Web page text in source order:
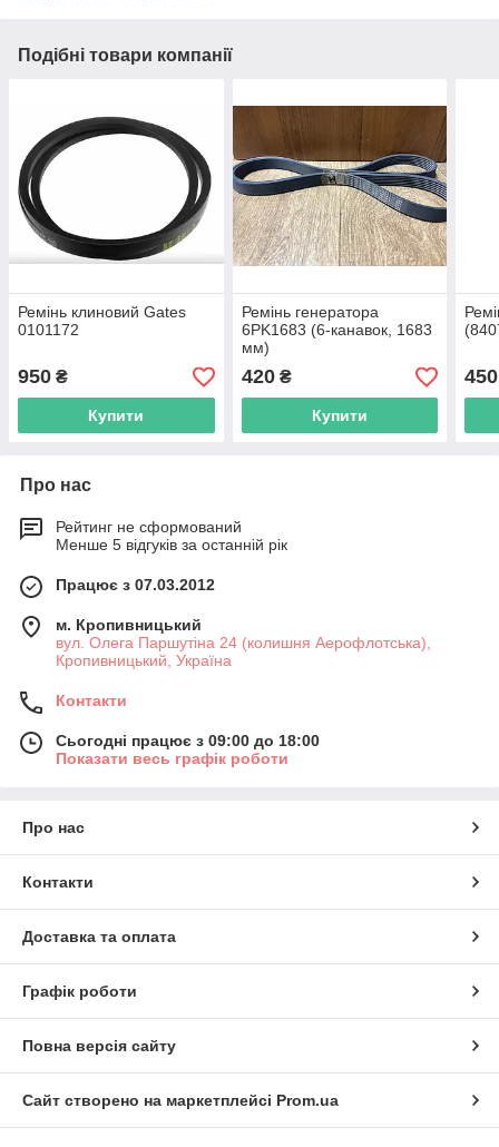
Подібні товари компанії
Ремінь клиновий Gates
0101172
950 ₴
Купити
Ремінь генератора
6PK1683 (6‑канавок, 1683
мм)
420₴
Купити
450
Про нас
Рейтинг не сформований
Менше 5 відгуків за останній рік
Працює з 07.03.2012
м. Кропивницький
вул. Олега Паршутіна 24 (колишня Аерофлотська),
Кропивницький, Україна
Контакти
Сьогодні працює з 09:00 до 18:00
Показати весь графік роботи
Про нас
Контакти
Доставка та оплата
Графік роботи
Повна версія сайту
Сайт створено на маркетплейсі Prom.ua